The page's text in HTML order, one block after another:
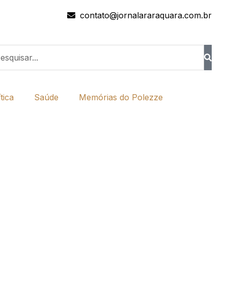
contato@jornalararaquara.com.br
Saúde Memórias do Polezze